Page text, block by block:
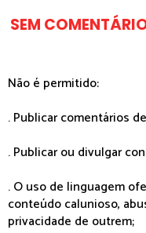
SEM
Não é permitido:
. Publicar comentários
. Publicar ou divulgar
. O uso de linguagem
conteúdo calunioso,
privacidade de outrem;